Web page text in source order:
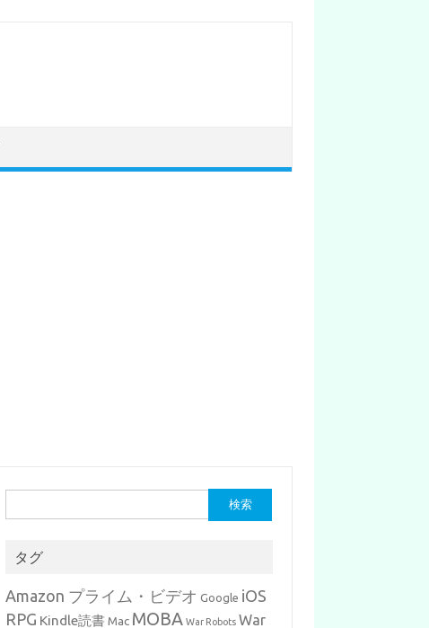
索:
タグ
Amazon プライム・ビデオ Google iOS
RPG Kindle読書 Mac MOBA War Robots War